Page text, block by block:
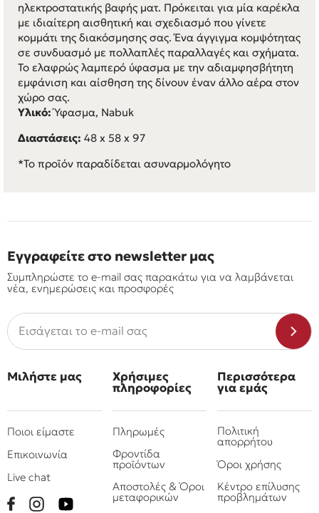
ηλεκτροστατικής βαφής ματ. Πρόκειται για μία καρέκλα
με ιδιαίτερη αισθητική και σχεδιασμό που γίνετε
κομμάτι της διακόσμησης σας. Ένα άγγιγμα κομψότητας
σε συνδυασμό με πολλαπλές παραλλαγές και σχήματα.
Το ελαφρώς λαμπερό ύφασμα με την αδιαμφησβήτητη
εμφάνιση και αίσθηση της δίνουν έναν άλλο αέρα στον
χώρο σας.
Υλικό:Ύφασμα, Nabuk
Διαστάσεις: 48 x 58 x 97
*Το προϊόν παραδίδεται ασυναρμολόγητο
Εγγραφείτε στο newsletter μας
Συμπληρώστε το e-mail σας παρακάτω για να λαμβάνεται
νέα, ενημερώσεις και προσφορές
Μιλήστε μας
Ποιοι είμαστε
Επικοινωνία
Live chat
Χρήσιμες
πληροφορίες
Πληρωμές
Φροντίδα
προϊόντων
Αποστολές & Όροι
μεταφορικών
Περισσότερα
για εμάς
Πολιτική
απορρήτου
Όροι χρήσης
Κέντρο επίλυσης
προβλημάτων